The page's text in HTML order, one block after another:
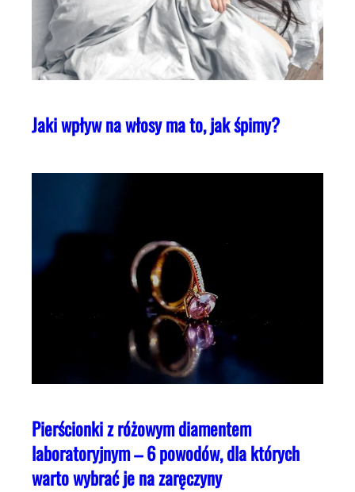
Jaki wpływ na włosy ma to, jak śpimy?
Pierścionki z różowym diamentem
laboratoryjnym – 6 powodów, dla których
warto wybrać je na zaręczyny